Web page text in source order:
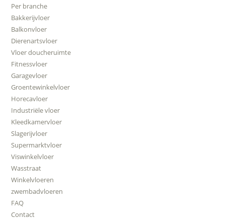
Per branche
Bakkerijvloer
Balkonvloer
Dierenartsvloer
Vloer doucheruimte
Fitnessvloer
Garagevloer
Groentewinkelvloer
Horecavloer
Industriële vloer
Kleedkamervloer
Slagerijvloer
Supermarktvloer
Viswinkelvloer
Wasstraat
Winkelvloeren
zwembadvloeren
FAQ
Contact